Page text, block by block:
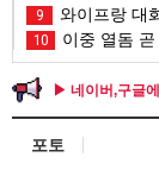
9 와이프랑 대
10 이중 열돔
▶ 네이버,구글
포토